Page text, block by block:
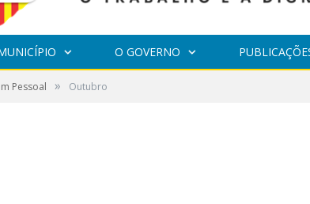
O GOVERNO
Pessoal » Outubro